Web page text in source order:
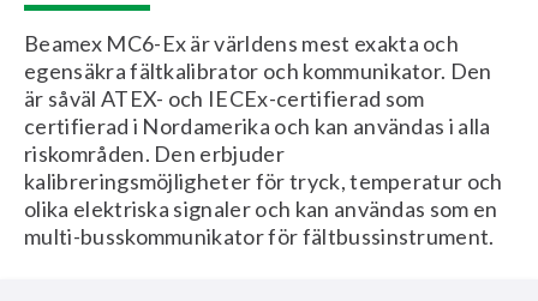
Beamex MC6-Ex är världens mest exakta och
egensäkra fältkalibrator och kommunikator. Den
är såväl ATEX- och IECEx-certifierad som
certifierad i Nordamerika och kan användas i alla
riskområden. Den erbjuder
kalibreringsmöjligheter för tryck, temperatur och
olika elektriska signaler och kan användas som en
multi-busskommunikator för fältbussinstrument.